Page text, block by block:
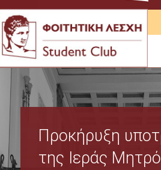
Όργανα
Προκήρυξη
της Ιεράς